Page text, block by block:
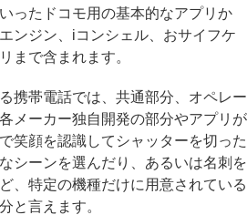
ったドコモ用の基本的なアプリか
ンジン、iコンシェル、おサイフケ
まで含まれます。
携帯電話では、共通部分、オペレー
メーカー独自開発の部分やアプリが
笑顔を認識してシャッターを切った
シーンを選んだり、あるいは名刺を
、特定の機種だけに用意されている
と言えます。